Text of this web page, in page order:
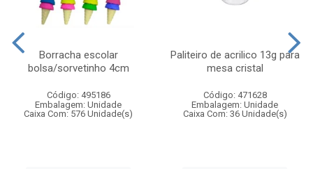
Borracha escolar
bolsa/sorvetinho 4cm
Código: 495186
Embalagem: Unidade
Caixa Com: 576 Unidade(s)
Paliteiro de acrilico 13g para
mesa cristal
Código: 471628
Embalagem: Unidade
Caixa Com: 36 Unidade(s)